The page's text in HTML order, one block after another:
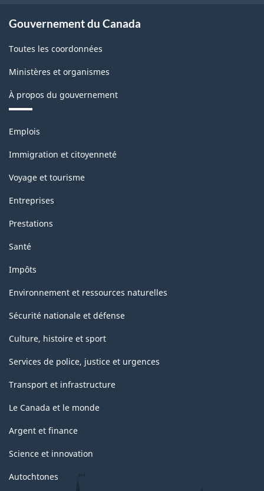
gros
de
la
Gouvernement du Canada
Toutes les coordonnées
Ministères et organismes
À propos du gouvernement
Thèmes
sujets
Emplois
Immigration et citoyenneté
Voyage et tourisme
Entreprises
Prestations
Santé
Impôts
Environnement et ressources naturelles
Sécurité nationale et défense
Culture, histoire et sport
Services de police, justice et urgences
Transport et infrastructure
Le Canada et le monde
Argent et finance
Science et innovation
Autochtones